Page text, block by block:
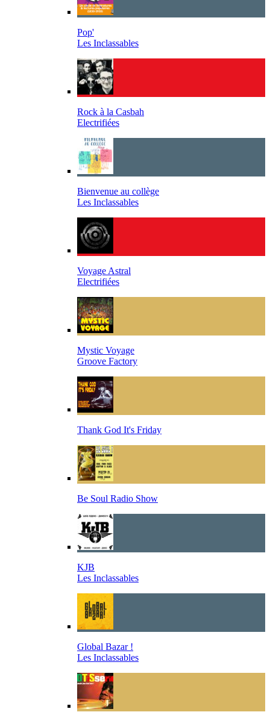
Pop'
Les Inclassables
Rock à la Casbah
Electrifiées
Bienvenue au collège
Les Inclassables
Voyage Astral
Electrifiées
Mystic Voyage
Groove Factory
Thank God It's Friday
Be Soul Radio Show
KJB
Les Inclassables
Global Bazar !
Les Inclassables